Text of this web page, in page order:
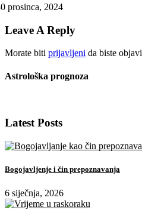
prosinca, 2024
Leave A Reply
Morate biti prijavljeni da biste
Astrološka prognoza
Latest Posts
Bogojavljenje i čin prepoznavanja
6 siječnja, 2026